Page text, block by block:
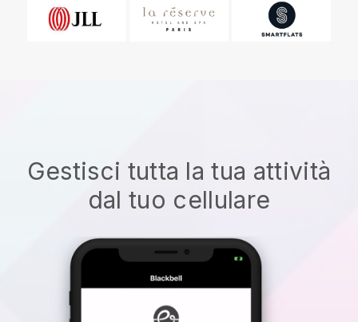
Gestisci tutta la tua attività
dal tuo cellulare